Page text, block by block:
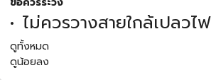
ไม่ควรวางสายใกล้เปลวไฟ
ดูทั้งหมด
ดูน้อยลง